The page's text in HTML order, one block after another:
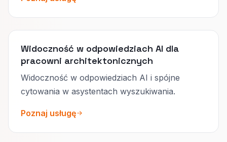
Widoczność w odpowiedziach AI dla
pracowni architektonicznych
Widoczność w odpowiedziach AI i spójne
cytowania w asystentach wyszukiwania.
Poznaj usługę